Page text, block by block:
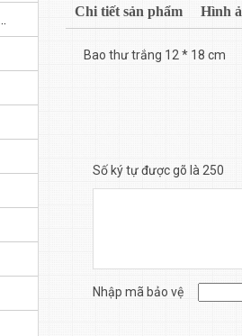
Chi tiết sản phẩm Hình
Bao thư trắng 12 * 18 cm
Số ký tự được gõ là 250
Nhập mã bảo vệ